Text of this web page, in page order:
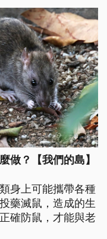
做？【我們的島】
身上可能攜帶各種
藥滅鼠，造成的生
確防鼠，才能與老